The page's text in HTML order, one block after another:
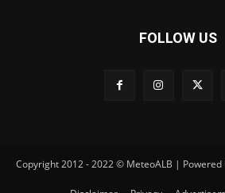
FOLLOW US
Copyright 2012 - 2022 © MeteoALB | Powered